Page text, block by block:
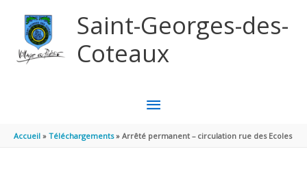
Saint-Georges-des-
Coteaux
MENU
PRINCIPAL
Accueil Téléchargements Arrêté permanent – circulation rue des Ecoles